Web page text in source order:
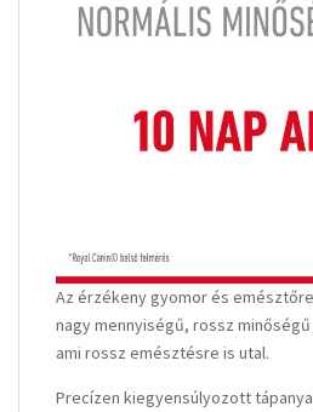
Az érzékeny gyomor és
nagy mennyiségű, rossz
ami rossz emésztésre is utal.
Precízen kiegyensúlyozott